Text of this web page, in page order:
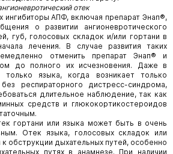
отек
ингибиторы АПФ, включая препарат Энап®,
о развитии ангионевротического
губ, голосовых складок и/или гортани в
лечения. В случае развития таких
отменить препарат Энап® и
до полного их исчезновения. Даже в
только языка, когда возникает только
респираторного дистресс-синдрома,
длительное наблюдение, так как
средств и глюкокортикостероидов
гортани или языка может быть в очень
Отек языка, голосовых складок или
к обструкции дыхательных путей, особенно
путях в анамнезе. При наличии